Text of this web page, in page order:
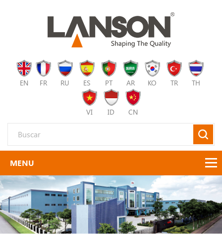
EN FR RU ES PT AR KO TR TH
VI ID CN